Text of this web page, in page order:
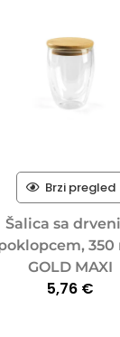
Brzi pregled
Šalica sa
350
GOLD MAXI
5,76 €